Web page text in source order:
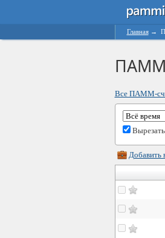
Главная→
ПАММ
Все ПАММ-
Вырезать
Добавить